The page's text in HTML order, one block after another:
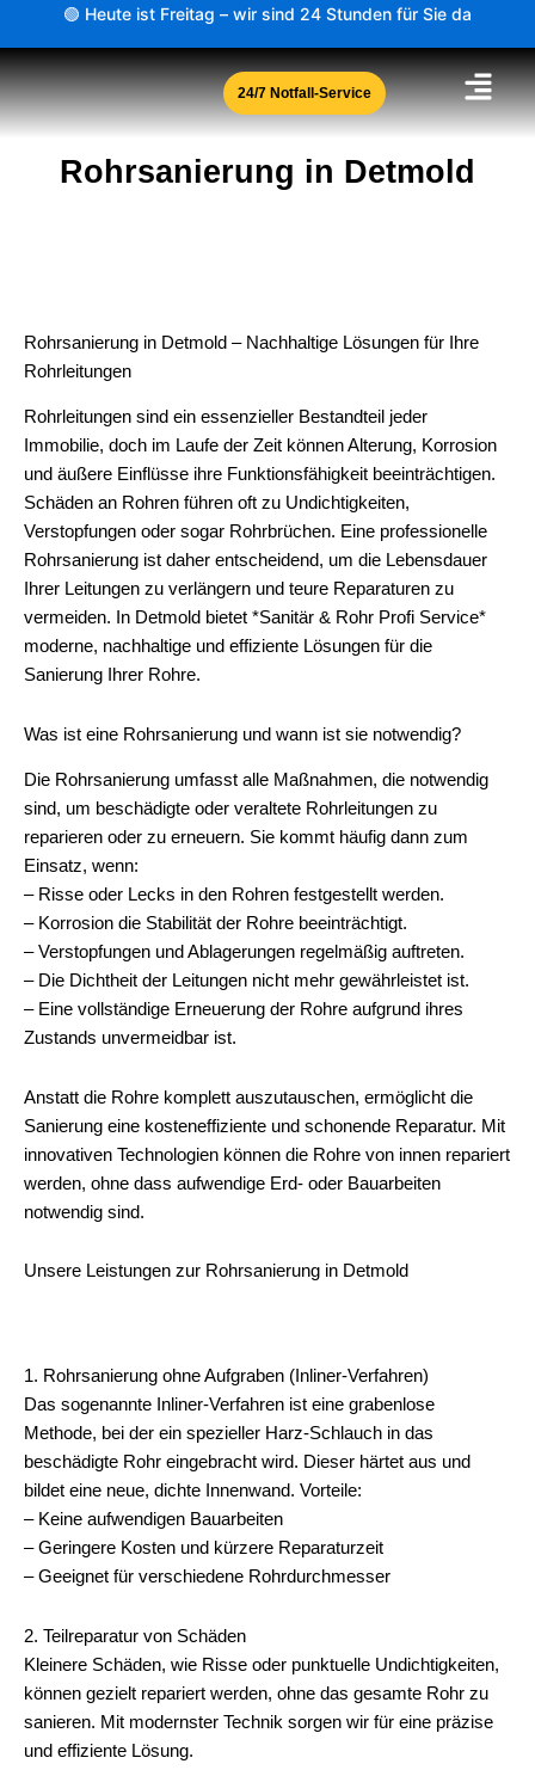
springen
🟢 Heute ist Freitag – wir sind 24 Stunden für Sie da
24/7 Notfall-Service
Rohrsanierung in Detmold
Rohrsanierung in Detmold – Nachhaltige Lösungen für Ihre
Rohrleitungen
Rohrleitungen sind ein essenzieller Bestandteil jeder
Immobilie, doch im Laufe der Zeit können Alterung, Korrosion
und äußere Einflüsse ihre Funktionsfähigkeit beeinträchtigen.
Schäden an Rohren führen oft zu Undichtigkeiten,
Verstopfungen oder sogar Rohrbrüchen. Eine professionelle
Rohrsanierung ist daher entscheidend, um die Lebensdauer
Ihrer Leitungen zu verlängern und teure Reparaturen zu
vermeiden. In Detmold bietet *Sanitär & Rohr Profi Service*
moderne, nachhaltige und effiziente Lösungen für die
Sanierung Ihrer Rohre.
Was ist eine Rohrsanierung und wann ist sie notwendig?
Die Rohrsanierung umfasst alle Maßnahmen, die notwendig
sind, um beschädigte oder veraltete Rohrleitungen zu
reparieren oder zu erneuern. Sie kommt häufig dann zum
Einsatz, wenn:
– Risse oder Lecks in den Rohren festgestellt werden.
– Korrosion die Stabilität der Rohre beeinträchtigt.
– Verstopfungen und Ablagerungen regelmäßig auftreten.
– Die Dichtheit der Leitungen nicht mehr gewährleistet ist.
– Eine vollständige Erneuerung der Rohre aufgrund ihres
Zustands unvermeidbar ist.
Anstatt die Rohre komplett auszutauschen, ermöglicht die
Sanierung eine kosteneffiziente und schonende Reparatur. Mit
innovativen Technologien können die Rohre von innen repariert
werden, ohne dass aufwendige Erd- oder Bauarbeiten
notwendig sind.
Unsere Leistungen zur Rohrsanierung in Detmold
1. Rohrsanierung ohne Aufgraben (Inliner-Verfahren)
Das sogenannte Inliner-Verfahren ist eine grabenlose
Methode, bei der ein spezieller Harz-Schlauch in das
beschädigte Rohr eingebracht wird. Dieser härtet aus und
bildet eine neue, dichte Innenwand. Vorteile:
– Keine aufwendigen Bauarbeiten
– Geringere Kosten und kürzere Reparaturzeit
– Geeignet für verschiedene Rohrdurchmesser
2. Teilreparatur von Schäden
Kleinere Schäden, wie Risse oder punktuelle Undichtigkeiten,
können gezielt repariert werden, ohne das gesamte Rohr zu
sanieren. Mit modernster Technik sorgen wir für eine präzise
und effiziente Lösung.